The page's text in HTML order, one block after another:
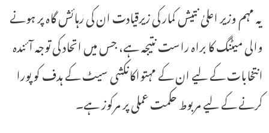
یہ مہم وزیر اعلیٰ نتیش کمار کی زیرقیادت ان کی رہائش گاہ پر ہونے
والی میٹنگ کا براہ راست نتیجہ ہے، جس میں اتحاد کی توجہ آئندہ
انتخابات کے لیے ان کے مہتواکانکشی سیٹ کے ہدف کو پورا
کرنے کے لیے مربوط حکمت عملی پر مرکوز ہے۔